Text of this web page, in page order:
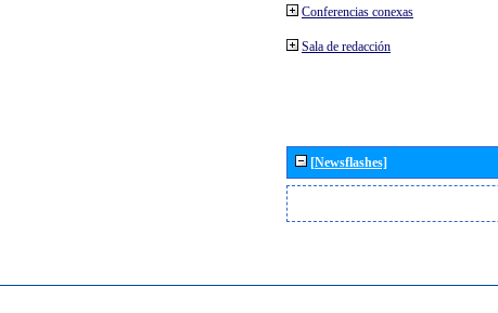
Conferencias conexas
Sala de redacción
[Newsflashes]